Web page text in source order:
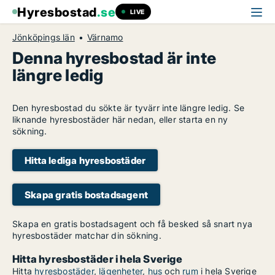
Hyresbostad.se LIVE
Jönköpings län Värnamo
Denna hyresbostad är inte
längre ledig
Den hyresbostad du sökte är tyvärr inte längre ledig. Se
liknande hyresbostäder här nedan, eller starta en ny
sökning.
Hitta lediga hyresbostäder
Skapa gratis bostadsagent
Skapa en gratis bostadsagent och få besked så snart nya
hyresbostäder matchar din sökning.
Hitta hyresbostäder i hela Sverige
Hitta hyresbostäder, lägenheter, hus och rum i hela Sverige